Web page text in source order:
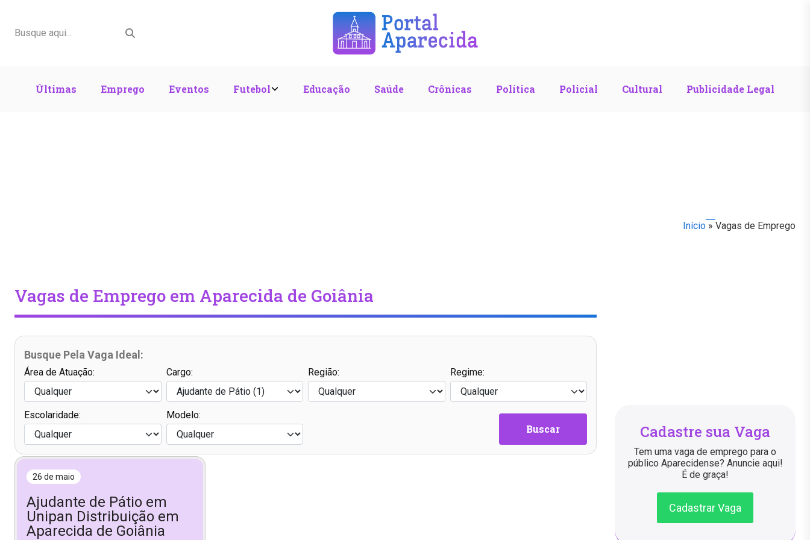
Últimas Emprego Eventos Futebol Educação Saúde Crônicas Política Policial Cultural Publicidade Legal
Início » Vagas de Emprego
Vagas de Emprego em Aparecida de Goiânia
Busque Pela Vaga Ideal:
Área de Atuação: Cargo: Região: Regime:
Escolaridade: Modelo:
Buscar
26 de maio
Ajudante de Pátio em
Unipan Distribuição em
Aparecida de Goiânia
Cadastre sua Vaga
Tem uma vaga de emprego para o
público Aparecidense? Anuncie aqui!
É de graça!
Cadastrar Vaga